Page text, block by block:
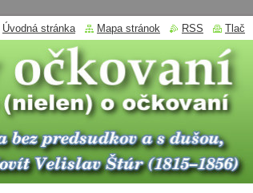
Úvodná stránka Mapa stránok RSS Tlač